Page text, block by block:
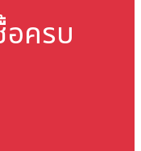
อครบ